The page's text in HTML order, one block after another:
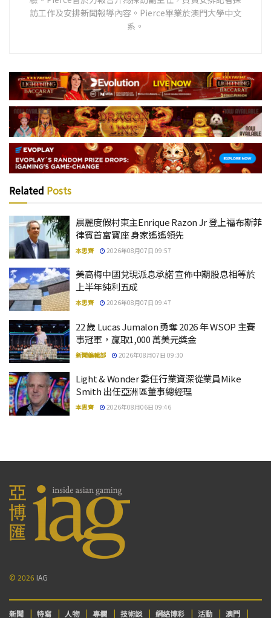
訪工作及安排新聞報導內容。Pierce畢業於澳門大學中文
系。
Related Posts
晨麗度假村東主Enrique Razon Jr 登上福布斯菲
律賓首富寶座 身家遙遙領先
本思齊 2026年08月07日 09:57
美高梅中國兌現派息承諾 宣佈中期股息相等於
上半年純利五成
本思齊 2026年08月07日 09:47
22 歲 Lucas Jumalon 勇奪 2026 年 WSOP 主賽
事冠軍，贏取1,000 萬美元獎金
新聞編輯部 2026年08月07日 09:30
Light & Wonder 委任行業資深從業員Mike
Smith 出任亞洲區董事總經理
本思齊 2026年08月06日 09:46
© 2026 IAG
新聞 特寫 人物 專欄 技術談 網絡博彩 活動 澳門